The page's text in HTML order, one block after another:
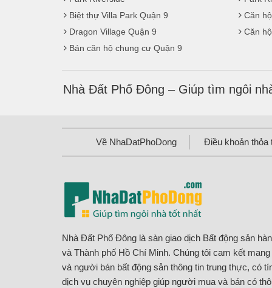
Biệt thự Villa Park Quận 9
Căn
Dragon Village Quận 9
Căn
Bán căn hộ chung cư Quận 9
Nhà Đất Phố Đông – Giúp tìm ngôi
Về NhaDatPhoDong Điều khoản thỏa
Nhà Đất Phố Đông là sàn giao dịch Bất động sản
và Thành phố Hồ Chí Minh. Chúng tôi cam kết
và người bán bất động sản thông tin trung thực, có
dịch vụ chuyên nghiệp giúp người mua và bán có